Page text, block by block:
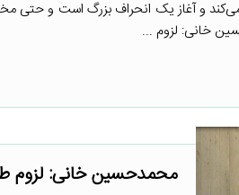
خانی: لزوم ...
محمدحسین خانی: لزوم